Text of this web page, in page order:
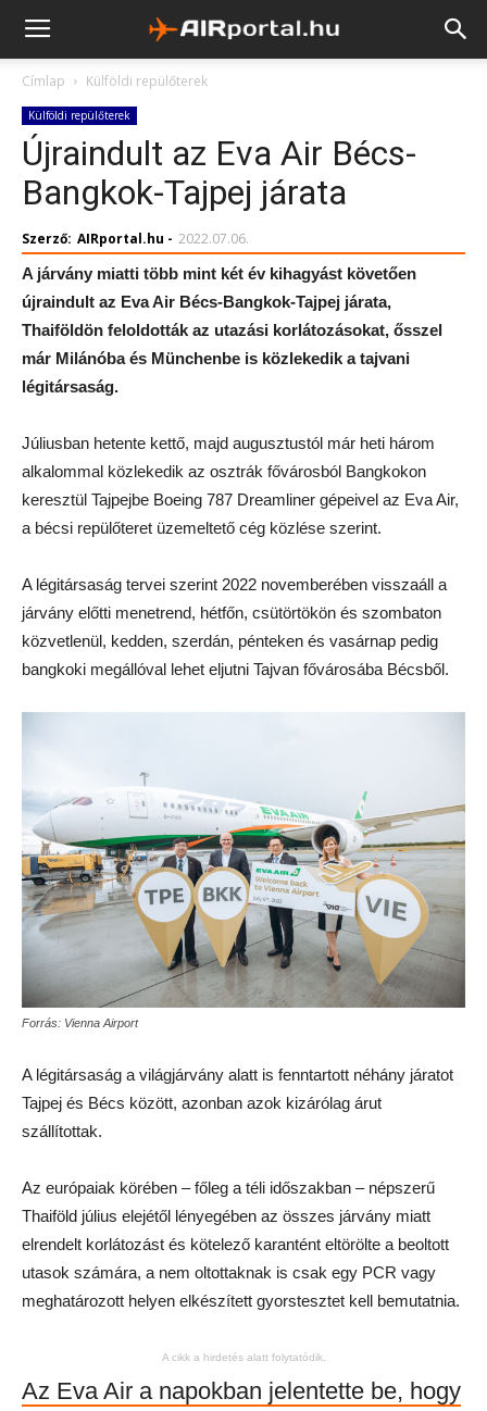
Címlap Külföldi repülőterek
Külföldi repülőterek
Újraindult az Eva Air Bécs-
Bangkok-Tajpej járata
Szerző: AIRportal.hu - 2022.07.06.
A járvány miatti több mint két év kihagyást követően
újraindult az Eva Air Bécs-Bangkok-Tajpej járata,
Thaiföldön feloldották az utazási korlátozásokat, ősszel
már Milánóba és Münchenbe is közlekedik a tajvani
légitársaság.
Júliusban hetente kettő, majd augusztustól már heti három
alkalommal közlekedik az osztrák fővárosból Bangkokon
keresztül Tajpejbe Boeing 787 Dreamliner gépeivel az Eva Air,
a bécsi repülőteret üzemeltető cég közlése szerint.
A légitársaság tervei szerint 2022 novemberében visszaáll a
járvány előtti menetrend, hétfőn, csütörtökön és szombaton
közvetlenül, kedden, szerdán, pénteken és vasárnap pedig
bangkoki megállóval lehet eljutni Tajvan fővárosába Bécsből.
Forrás: Vienna Airport
A légitársaság a világjárvány alatt is fenntartott néhány járatot
Tajpej és Bécs között, azonban azok kizárólag árut
szállítottak.
Az európaiak körében – főleg a téli időszakban – népszerű
Thaiföld július elejétől lényegében az összes járvány miatt
elrendelt korlátozást és kötelező karantént eltörölte a beoltott
utasok számára, a nem oltottaknak is csak egy PCR vagy
meghatározott helyen elkészített gyorstesztet kell bemutatnia.
A cikk a hirdetés alatt folytatódik.
Az Eva Air a napokban jelentette be, hogy